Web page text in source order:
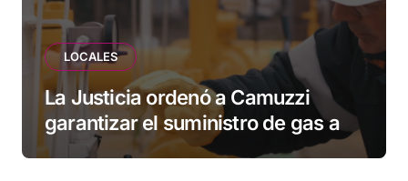
LOCALES
La Justicia ordenó a Camuzzi
garantizar el suministro de gas a
una familia de Tolhuin